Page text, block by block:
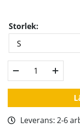
Storlek:
Leverans: 2-6